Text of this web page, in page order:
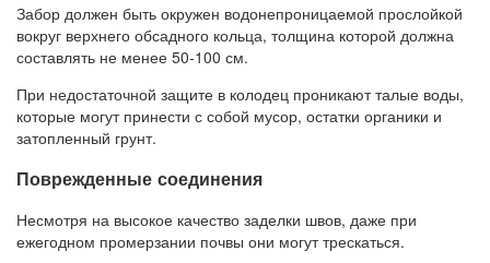
Забор должен быть окружен водонепроницаемой прослойкой
вокруг верхнего обсадного кольца, толщина которой должна
составлять не менее 50-100 см.
При недостаточной защите в колодец проникают талые воды,
которые могут принести с собой мусор, остатки органики и
затопленный грунт.
Поврежденные соединения
Несмотря на высокое качество заделки швов, даже при
ежегодном промерзании почвы они могут трескаться.